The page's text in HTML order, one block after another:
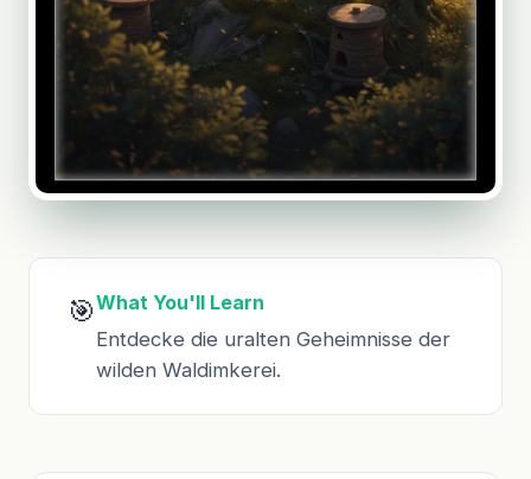
🎯What You'll Learn
Entdecke die uralten Geheimnisse der
wilden Waldimkerei.